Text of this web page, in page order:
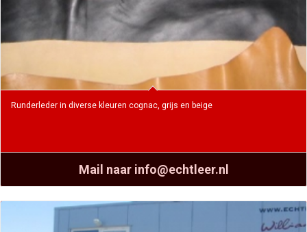
Runderleder in diverse kleuren cognac, grijs en beige
Mail naar info@echtleer.nl